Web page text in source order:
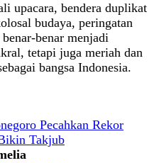
upacara, bendera duplikat
budaya, peringatan
benar menjadi
tetapi juga meriah dan
bangsa Indonesia.
Pecahkan Rekor
Takjub